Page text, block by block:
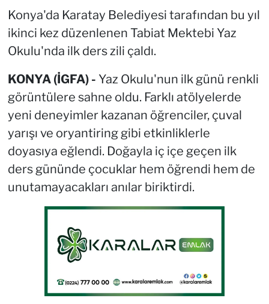
Konya'da Karatay Belediyesi tarafından bu yıl
ikinci kez düzenlenen Tabiat Mektebi Yaz
Okulu'nda ilk ders zili çaldı.
KONYA (İGFA) - Yaz Okulu'nun ilk günü renkli
görüntülere sahne oldu. Farklı atölyelerde
yeni deneyimler kazanan öğrenciler, çuval
yarışı ve oryantiring gibi etkinliklerle
doyasıya eğlendi. Doğayla iç içe geçen ilk
ders gününde çocuklar hem öğrendi hem de
unutamayacakları anılar biriktirdi.